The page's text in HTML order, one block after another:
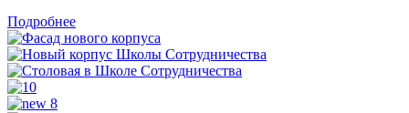
Подробнее